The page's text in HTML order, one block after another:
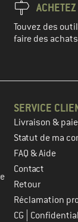
Touvez des
faire des
SERVICE
Livraison &
Statut de ma
FAQ & Aide
Contact
Retour
Réclamation
CG